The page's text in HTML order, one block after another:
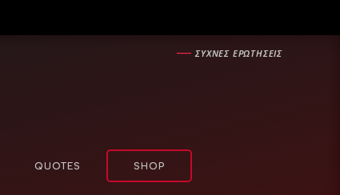
―ΣΥΧΝΕΣ ΕΡΩΤΗΣΕΙΣ
QUOTES SHOP